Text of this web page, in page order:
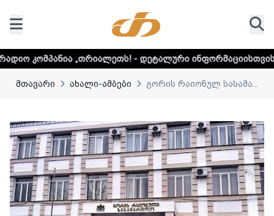
- დეტალური ინფორმაციისთვის დააკლიკეთ
მთავარი ახალი-ამბები გორის რაიონულ სასამა...